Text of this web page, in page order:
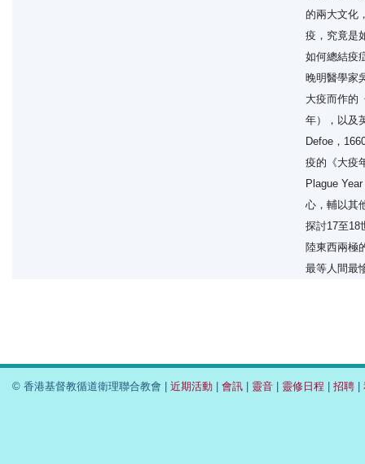
的兩大文化
疫，究竟是
如何總結疫
晚明醫學家
大疫而作的
年），以及
Defoe，
疫的《大疫
Plague
心，輔以其
探討17至18
陸東西兩極
最等人間最
© 香港基督教循道衛理聯合教會 | 近期活動 | 會訊 | 靈音 | 靈修日程 | 招聘 |